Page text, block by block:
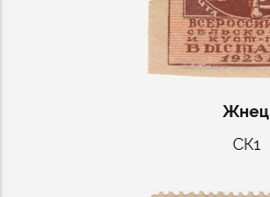
Жнец
СК1